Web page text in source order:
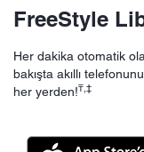
FreeStyle
Her dakika otomatik
bakışta akıllı
her yerden!₸,‡